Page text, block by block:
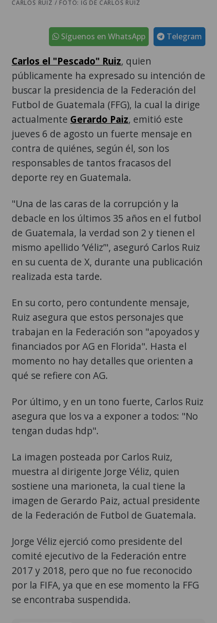
CARLOS RUIZ / FOTO: IG DE CARLOS RUIZ
Telegram
Síguenos en WhatsApp
Carlos el "Pescado" Ruiz, quien
públicamente ha expresado su intención de
buscar la presidencia de la Federación del
Futbol de Guatemala (FFG), la cual la dirige
actualmente Gerardo Paiz, emitió este
jueves 6 de agosto un fuerte mensaje en
contra de quiénes, según él, son los
responsables de tantos fracasos del
deporte rey en Guatemala.
"Una de las caras de la corrupción y la
debacle en los últimos 35 años en el futbol
de Guatemala, la verdad son 2 y tienen el
mismo apellido ‘Véliz’", aseguró Carlos Ruiz
en su cuenta de X, durante una publicación
realizada esta tarde.
En su corto, pero contundente mensaje,
Ruiz asegura que estos personajes que
trabajan en la Federación son "apoyados y
financiados por AG en Florida". Hasta el
momento no hay detalles que orienten a
qué se refiere con AG.
Por último, y en un tono fuerte, Carlos Ruiz
asegura que los va a exponer a todos: "No
tengan dudas hdp".
La imagen posteada por Carlos Ruiz,
muestra al dirigente Jorge Véliz, quien
sostiene una marioneta, la cual tiene la
imagen de Gerardo Paiz, actual presidente
de la Federación de Futbol de Guatemala.
Jorge Véliz ejerció como presidente del
comité ejecutivo de la Federación entre
2017 y 2018, pero que no fue reconocido
por la FIFA, ya que en ese momento la FFG
se encontraba suspendida.